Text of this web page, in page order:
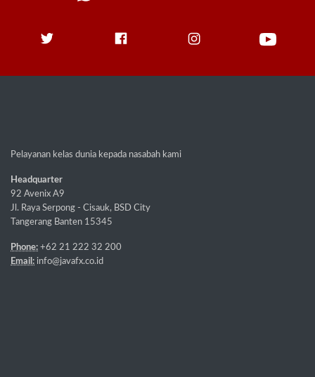
Pelayanan kelas dunia kepada nasabah kami
Headquarter
92 Avenix A9
Jl. Raya Serpong - Cisauk, BSD City
Tangerang Banten 15345
Phone: +62 21 222 32 200
Email: info@javafx.co.id